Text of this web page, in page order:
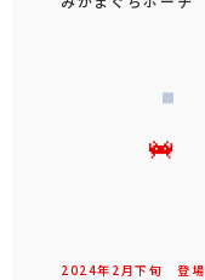
2024年 2 月下旬 登場